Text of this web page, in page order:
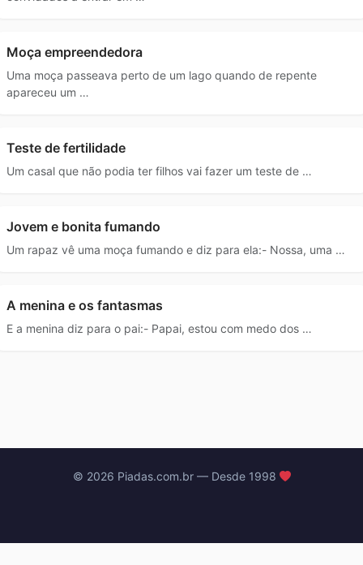
Moça empreendedora
Uma moça passeava perto de um lago quando de repente
apareceu um …
Teste de fertilidade
Um casal que não podia ter filhos vai fazer um teste de …
Jovem e bonita fumando
Um rapaz vê uma moça fumando e diz para ela:- Nossa, uma …
A menina e os fantasmas
E a menina diz para o pai:- Papai, estou com medo dos …
© 2026 Piadas.com.br — Desde 1998